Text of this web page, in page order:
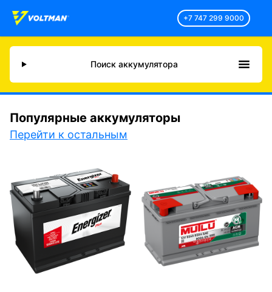
+7 747 299 9000
Поиск аккумулятора
Популярные аккумуляторы
Перейти к остальным